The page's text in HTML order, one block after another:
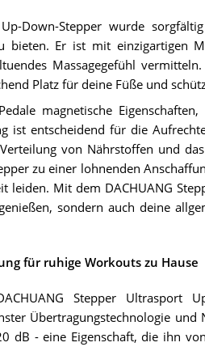
Down-Stepper wurde
Er ist mit einzigartigen
Massagegefühl
Platz für deine Füße und
magnetische
ist entscheidend für die
von Nährstoffen und
zu einer lohnenden
leiden. Mit dem DACHUANG
sondern auch deine
für ruhige Workouts zu Hause
Stepper Ultrasport
Übertragungstechnologie
dB - eine Eigenschaft, die ihn